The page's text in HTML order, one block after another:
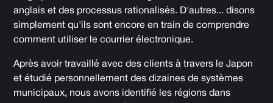
anglais et des processus rationalisés. D'autres... disons
simplement qu'ils sont encore en train de comprendre
comment utiliser le courrier électronique.
Après avoir travaillé avec des clients à travers le Japon
et étudié personnellement des dizaines de systèmes
municipaux, nous avons identifié les régions dans